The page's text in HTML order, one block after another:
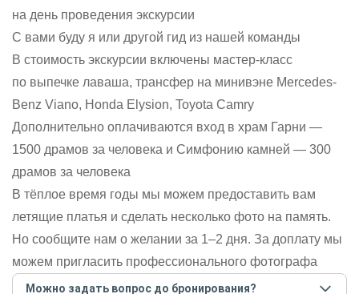
на день проведения экскурсии
С вами буду я или другой гид из нашей команды
В стоимость экскурсии включены мастер-класс
по выпечке лаваша, трансфер на минивэне Mercedes-
Benz Viano, Honda Elysion, Toyota Camry
Дополнительно оплачиваются вход в храм Гарни —
1500 драмов за человека и Симфонию камней — 300
драмов за человека
В тёплое время годы мы можем предоставить вам
летящие платья и сделать несколько фото на память.
Но сообщите нам о желании за 1–2 дня. За доплату мы
можем пригласить профессионального фотографа
Можно задать вопрос до бронирования?